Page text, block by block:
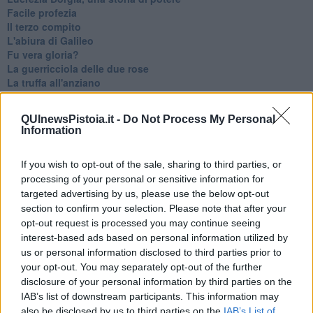
QUInewsPistoia.it - Do Not Process My Personal
Information
If you wish to opt-out of the sale, sharing to third parties, or
processing of your personal or sensitive information for
targeted advertising by us, please use the below opt-out
section to confirm your selection. Please note that after your
opt-out request is processed you may continue seeing
interest-based ads based on personal information utilized by
us or personal information disclosed to third parties prior to
your opt-out. You may separately opt-out of the further
disclosure of your personal information by third parties on the
IAB’s list of downstream participants. This information may
also be disclosed by us to third parties on the IAB’s List of
Facile profezia
Il terzo compito
L'abiura di Galileo
Fu vera gloria?
La guerricciola delle due rose
La truffa all'anziano
Alla fermata dell'autobus
Diseducazione televisiva e inerzia della politica
Foto storica
Nostalgia del sangue blu
Teste calde
Non avere e non essere
Armiamoci e... avviatevi
Da Capodanno a Carnevale
Schizzi di fango
Sor-riso amaro
Fine anno al ristorante
La festa di Capodanno
Natale 2024
Re e regnanti